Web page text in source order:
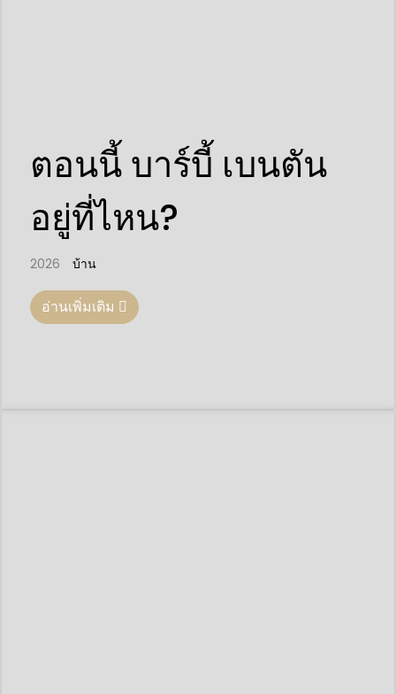
ตอนนี้ บาร์บี้ เบนตัน
อยู่ที่ไหน?
2026 บ้าน
อ่านเพิ่มเติม